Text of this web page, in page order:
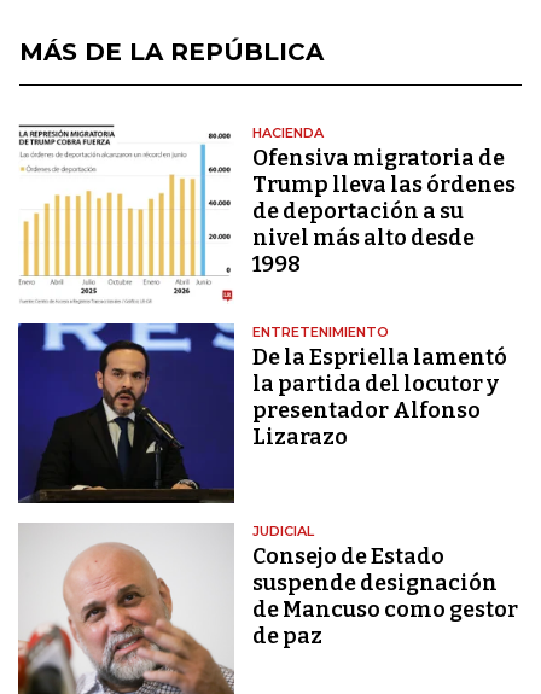
MÁS DE LA REPÚBLICA
HACIENDA
Ofensiva migratoria de
Trump lleva las órdenes
de deportación a su
nivel más alto desde
1998
ENTRETENIMIENTO
De la Espriella lamentó
la partida del locutor y
presentador Alfonso
Lizarazo
JUDICIAL
Consejo de Estado
suspende designación
de Mancuso como gestor
de paz